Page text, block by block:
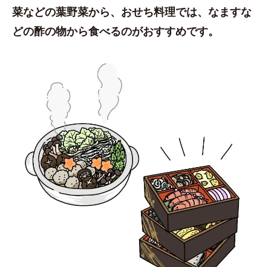
菜などの葉野菜から、おせち料理では、なますな
どの酢の物から食べるのがおすすめです。